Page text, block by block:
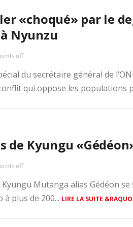
«choqué» par le
Nyunzu
off
du secrétaire général de
qui oppose les populations
de Kyungu
off
Mutanga alias Gédéon
à plus de 200... LIRE LA SUITE